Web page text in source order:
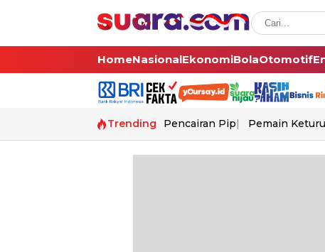
HomeNasionalEkonomiBolaOtomotif
Trending Pencairan Pip Pemain